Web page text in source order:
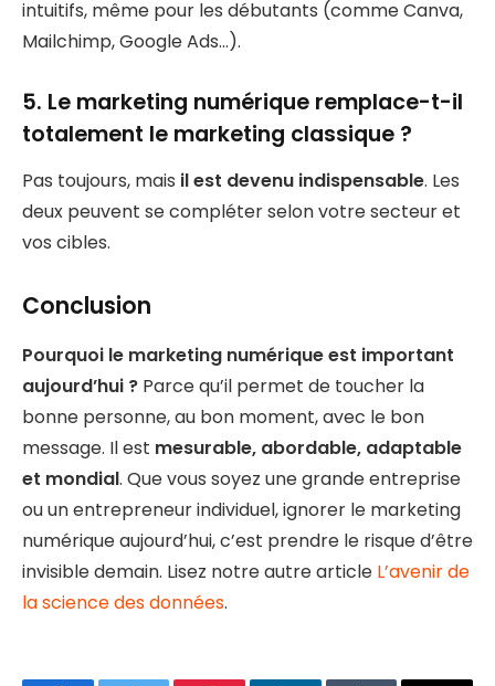
intuitifs, même pour les débutants (comme Canva,
Mailchimp, Google Ads…).
5. Le marketing numérique remplace-t-il
totalement le marketing classique ?
Pas toujours, mais il est devenu indispensable. Les
deux peuvent se compléter selon votre secteur et
vos cibles.
Conclusion
Pourquoi le marketing numérique est important
aujourd’hui ? Parce qu’il permet de toucher la
bonne personne, au bon moment, avec le bon
message. Il est mesurable, abordable, adaptable
et mondial. Que vous soyez une grande entreprise
ou un entrepreneur individuel, ignorer le marketing
numérique aujourd’hui, c’est prendre le risque d’être
invisible demain. Lisez notre autre article L’avenir de
la science des données.